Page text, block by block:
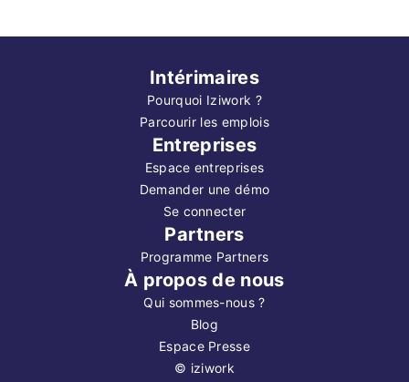
Intérimaires
Pourquoi Iziwork ?
Parcourir les emplois
Entreprises
Espace entreprises
Demander une démo
Se connecter
Partners
Programme Partners
À propos de nous
Qui sommes-nous ?
Blog
Espace Presse
© iziwork